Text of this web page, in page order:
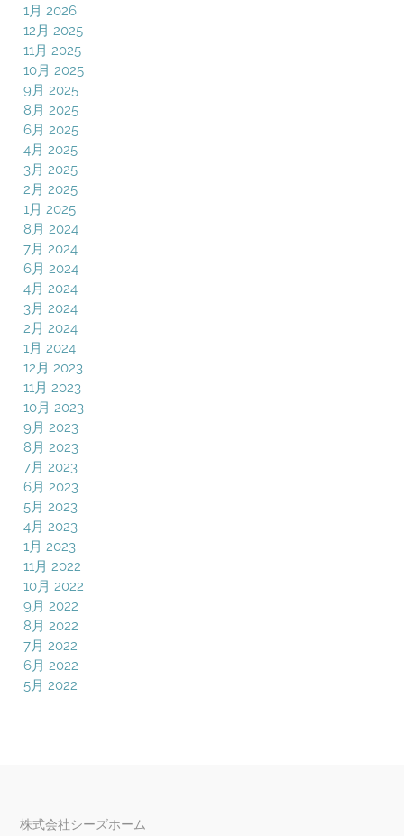
1月 2026
12月 2025
11月 2025
10月 2025
9月 2025
8月 2025
6月 2025
4月 2025
3月 2025
2月 2025
1月 2025
8月 2024
7月 2024
6月 2024
4月 2024
3月 2024
2月 2024
1月 2024
12月 2023
11月 2023
10月 2023
9月 2023
8月 2023
7月 2023
6月 2023
5月 2023
4月 2023
1月 2023
11月 2022
10月 2022
9月 2022
8月 2022
7月 2022
6月 2022
5月 2022
株式会社シーズホーム